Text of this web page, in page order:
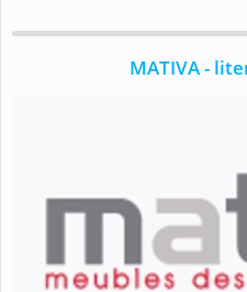
MATIVA -